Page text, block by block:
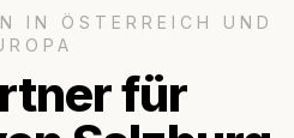
IN ÖSTERREICH UND
für